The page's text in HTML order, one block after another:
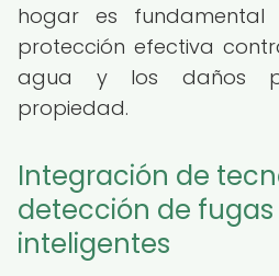
hogar es
protección efectiva
agua y los daños
propiedad.
Integración de
detección de
inteligentes